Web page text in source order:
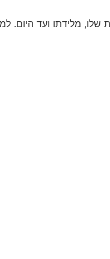
מלידתו ועד היום.